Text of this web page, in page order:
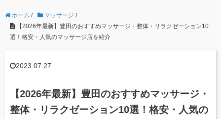
ホーム / マッサージ /
【2026年最新】豊田のおすすめマッサージ・整体・リラクゼーション10
選！格安・人気のマッサージ店を紹介
2023.07.27
【2026年最新】豊田のおすすめマッサージ・
整体・リラクゼーション10選！格安・人気の